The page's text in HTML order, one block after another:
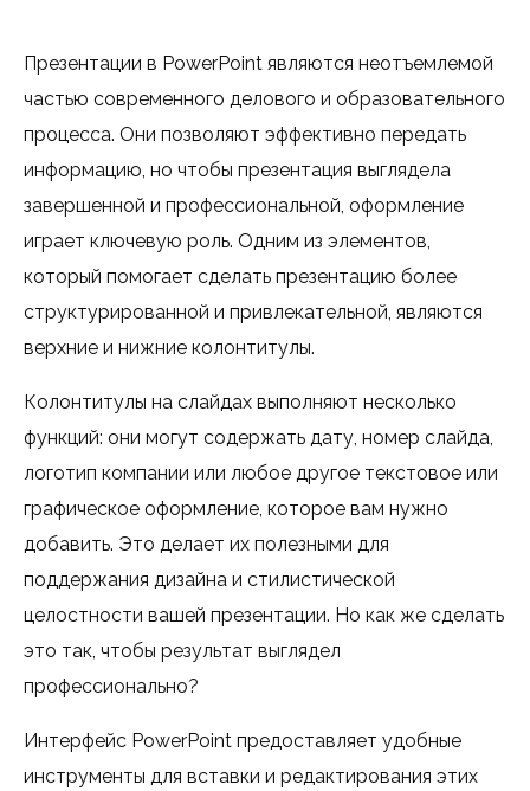
Презентации в PowerPoint являются неотъемлемой
частью современного делового и образовательного
процесса. Они позволяют эффективно передать
информацию, но чтобы презентация выглядела
завершенной и профессиональной, оформление
играет ключевую роль. Одним из элементов,
который помогает сделать презентацию более
структурированной и привлекательной, являются
верхние и нижние колонтитулы.
Колонтитулы на слайдах выполняют несколько
функций: они могут содержать дату, номер слайда,
логотип компании или любое другое текстовое или
графическое оформление, которое вам нужно
добавить. Это делает их полезными для
поддержания дизайна и стилистической
целостности вашей презентации. Но как же сделать
это так, чтобы результат выглядел
профессионально?
Интерфейс PowerPoint предоставляет удобные
инструменты для вставки и редактирования этих